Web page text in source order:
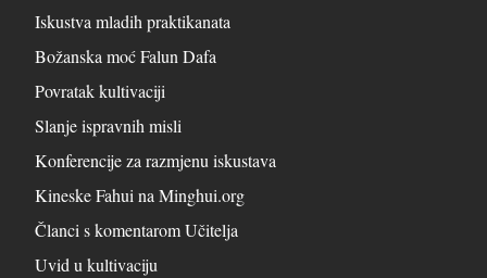
Iskustva mladih praktikanata
Božanska moć Falun Dafa
Povratak kultivaciji
Slanje ispravnih misli
Konferencije za razmjenu iskustava
Kineske Fahui na Minghui.org
Članci s komentarom Učitelja
Uvid u kultivaciju